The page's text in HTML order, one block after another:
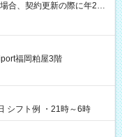
合、契約更新の際に年2回
給 ※深夜割増賃金 (22:00～
期間
、給与は本採用時と同じ
福岡粕屋3階
シフト例 ・21時～6時